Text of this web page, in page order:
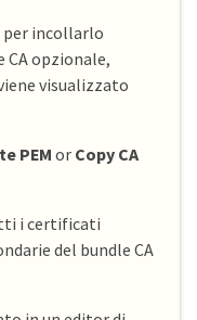
incollarlo
CA opzionale,
visualizzato
PEMor Copy CA
i certificati
del bundle CA